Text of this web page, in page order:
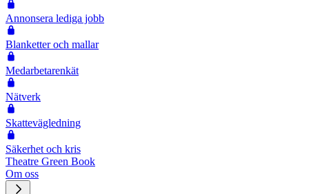
Annonsera lediga jobb
Blanketter och mallar
Medarbetarenkät
Nätverk
Skattevägledning
Säkerhet och kris
Theatre Green Book
Om oss